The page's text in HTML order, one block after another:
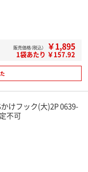
販売価格（税込） ￥1,895
1袋あたり ￥157.92
けフック(大)2P 0639-
不可